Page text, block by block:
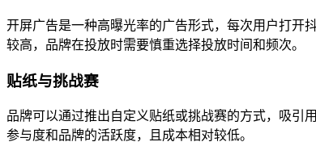
开屏广告是一种高曝光率的广告形式，每次用户打开
较高，品牌在投放时需要慎重选择投放时间和频次。
贴纸与挑战赛
品牌可以通过推出自定义贴纸或挑战赛的方式，吸引
参与度和品牌的活跃度，且成本相对较低。